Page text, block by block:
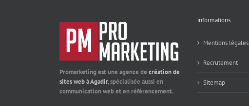
Promarketing est une agence de création de
sites web à Agadir, spécialisée aussi en
communication web et en référencement.
informations
Mentions légales
Recrutement
Sitemap